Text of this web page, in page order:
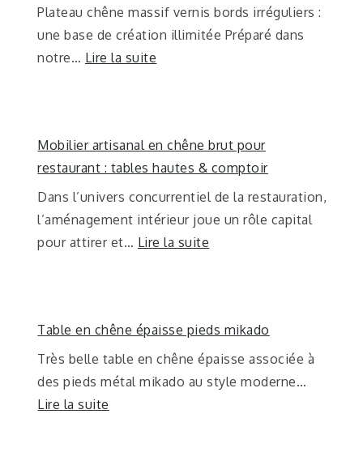
Plateau chêne massif vernis bords irréguliers :
une base de création illimitée Préparé dans
notre… Lire la suite
Mobilier artisanal en chêne brut pour
restaurant : tables hautes & comptoir
Dans l’univers concurrentiel de la restauration,
l’aménagement intérieur joue un rôle capital
pour attirer et… Lire la suite
Table en chêne épaisse pieds mikado
Très belle table en chêne épaisse associée à
des pieds métal mikado au style moderne…
Lire la suite